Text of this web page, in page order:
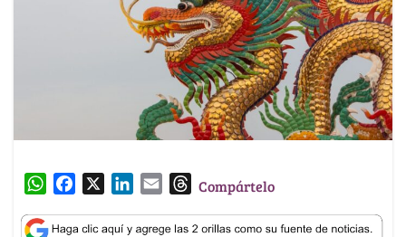
W
a
c
n
a
T
r
Compártelo